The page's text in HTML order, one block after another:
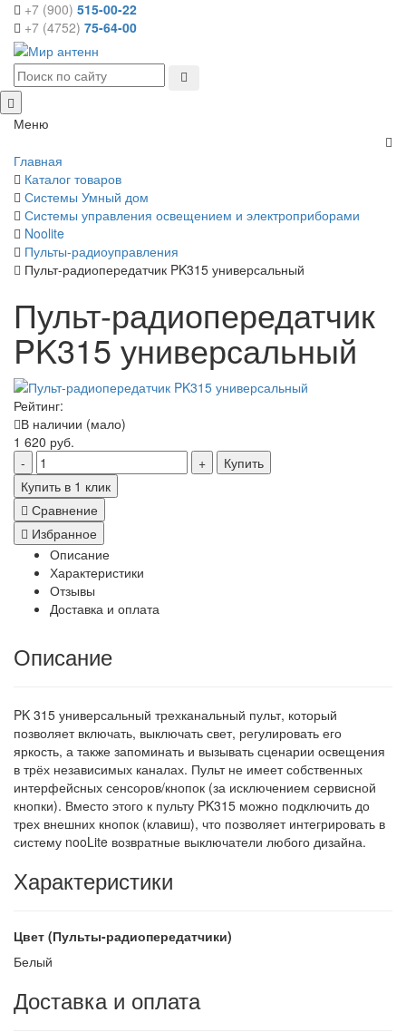
+7 (900) 515-00-22
+7 (4752) 75-64-00
Меню
Главная
Каталог товаров
Системы Умный дом
Системы управления освещением и электроприборами
Noolite
Пульты-радиоуправления
Пульт-радиопередатчик PK315 универсальный
Пульт-радиопередатчик
PK315 универсальный
Рейтинг:
В наличии (мало)
1 620 руб.
Купить
Купить в 1 клик
Сравнение
Избранное
Описание
Характеристики
Отзывы
Доставка и оплата
Описание
PK 315 универсальный трехканальный пульт, который
позволяет включать, выключать свет, регулировать его
яркость, а также запоминать и вызывать сценарии освещения
в трёх независимых каналах. Пульт не имеет собственных
интерфейсных сенсоров/кнопок (за исключением сервисной
кнопки). Вместо этого к пульту PK315 можно подключить до
трех внешних кнопок (клавиш), что позволяет интегрировать в
систему nooLite возвратные выключатели любого дизайна.
Характеристики
Цвет (Пульты-радиопередатчики)
Белый
Доставка и оплата